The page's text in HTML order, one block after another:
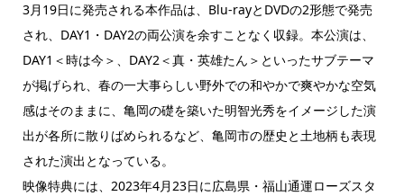
3月19日に発売される本作品は、Blu-rayとDVDの2形態で発売
され、DAY1・DAY2の両公演を余すことなく収録。本公演は、
DAY1＜時は今＞、DAY2＜真・英雄たん＞といったサブテーマ
が掲げられ、春の一大事らしい野外での和やかで爽やかな空気
感はそのままに、亀岡の礎を築いた明智光秀をイメージした演
出が各所に散りばめられるなど、亀岡市の歴史と土地柄も表現
された演出となっている。
映像特典には、2023年4月23日に広島県・福山通運ローズスタ